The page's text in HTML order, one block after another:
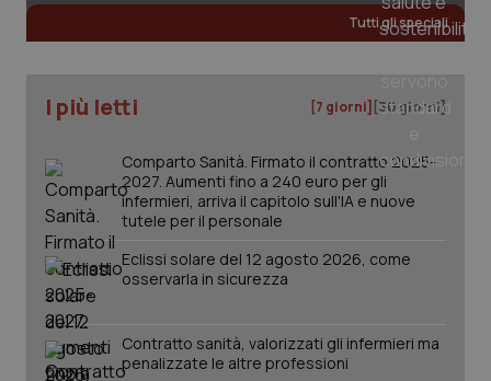
Tumore al seno
Tumore ovarico
Tumori del Polmone & Testa Collo
Tumori gastrointestinali
Tutti gli speciali
I più letti [7 giorni] [30 giorni]
Comparto Sanità. Firmato il contratto 2025-
2027. Aumenti fino a 240 euro per gli
infermieri, arriva il capitolo sull'IA e nuove
tutele per il personale
Eclissi solare del 12 agosto 2026, come
osservarla in sicurezza
Contratto sanità, valorizzati gli infermieri ma
penalizzate le altre professioni
CookieScriptConsent